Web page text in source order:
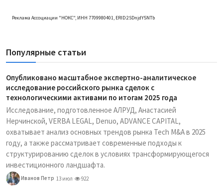
Реклама Ассоциации "НОКС", ИНН 7709980401, ERID:2SDnjdY5NTb
Популярные статьи
Опубликовано масштабное экспертно-аналитическое
исследование российского рынка сделок с
технологическими активами по итогам 2025 года
Исследование, подготовленное АЛРУД, Анастасией
Нерчинской, VERBA LEGAL, Denuo, ADVANCE CAPITAL,
охватывает анализ основных трендов рынка Tech M&A в 2025
году, а также рассматривает современные подходы к
структурированию сделок в условиях трансформирующегося
инвестиционного ландшафта.
Иванов Петр 13 июл 922